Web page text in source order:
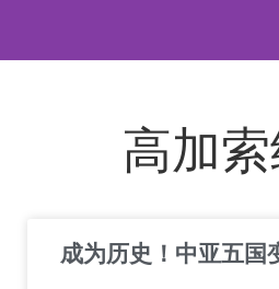
高加
成为历史！中亚五国